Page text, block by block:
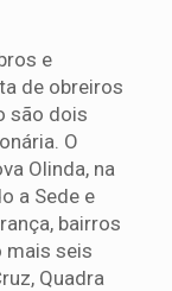
e
de obreiros
são dois
O
Olinda, na
a Sede e
bairros
mais seis
Quadra